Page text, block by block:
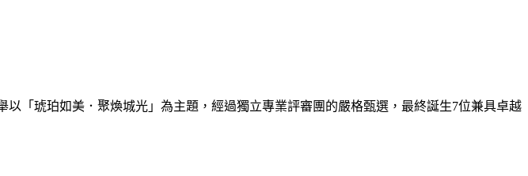
「琥珀如美．聚煥城光」為主題，經過獨立專業評審團的嚴格甄選，最終誕生7位兼具卓越